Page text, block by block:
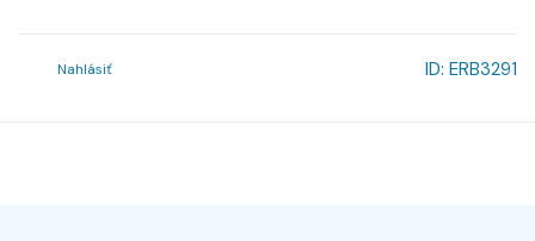
Nahlásiť ID: ERB3291